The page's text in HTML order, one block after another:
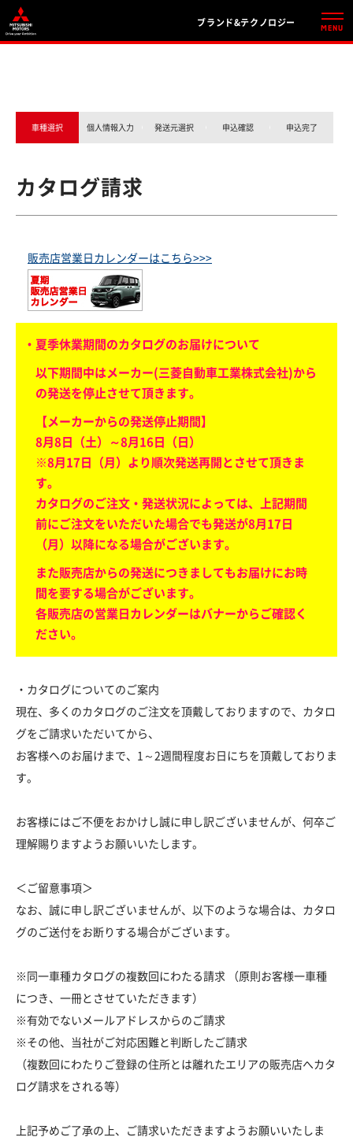
ブランド&テクノロジー
車種選択 個人情報入力 発送元選択 申込確認 申込完了
カタログ請求
販売店営業日カレンダーはこちら>>>
・夏季休業期間のカタログのお届けについて
以下期間中はメーカー(三菱自動車工業株式会社)から
の発送を停止させて頂きます。
【メーカーからの発送停止期間】
8月8日（土）～8月16日（日）
※8月17日（月）より順次発送再開とさせて頂きま
す。
カタログのご注文・発送状況によっては、上記期間
前にご注文をいただいた場合でも発送が8月17日
（月）以降になる場合がございます。
また販売店からの発送につきましてもお届けにお時
間を要する場合がございます。
各販売店の営業日カレンダーはバナーからご確認く
ださい。
・カタログについてのご案内
現在、多くのカタログのご注文を頂戴しておりますので、カタロ
グをご請求いただいてから、
お客様へのお届けまで、1～2週間程度お日にちを頂戴しておりま
す。
お客様にはご不便をおかけし誠に申し訳ございませんが、何卒ご
理解賜りますようお願いいたします。
＜ご留意事項＞
なお、誠に申し訳ございませんが、以下のような場合は、カタロ
グのご送付をお断りする場合がございます。
※同一車種カタログの複数回にわたる請求 （原則お客様一車種
につき、一冊とさせていただきます）
※有効でないメールアドレスからのご請求
※その他、当社がご対応困難と判断したご請求
（複数回にわたりご登録の住所とは離れたエリアの販売店へカタ
ログ請求をされる等）
上記予めご了承の上、ご請求いただきますようお願いいたしま